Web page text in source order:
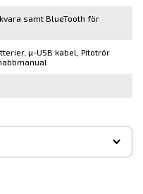
samt BlueTooth för
µ-USB kabel, Pitotrör
▾